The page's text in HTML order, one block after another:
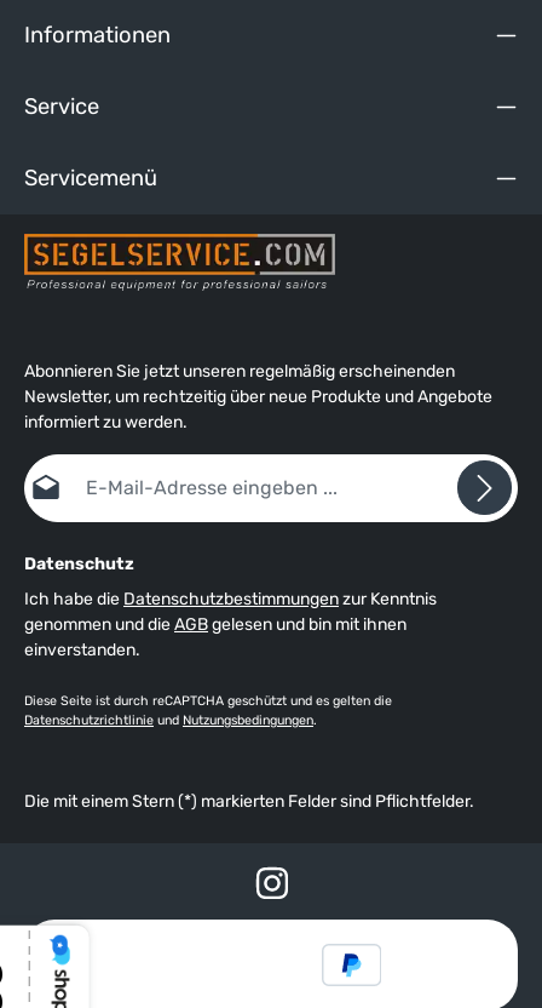
Informationen
Service
Servicemenü
Abonnieren Sie jetzt unseren regelmäßig erscheinenden
Newsletter, um rechtzeitig über neue Produkte und Angebote
informiert zu werden.
E-Mail-Adresse*
Datenschutz
Ich habe die Datenschutzbestimmungenzur Kenntnis
genommen und dieAGBgelesen und bin mit ihnen
einverstanden.
Diese Seite ist durch reCAPTCHA geschützt und es gelten die
Datenschutzrichtlinie und Nutzungsbedingungen.
Die mit einem Stern (*) markierten Felder sind Pflichtfelder.